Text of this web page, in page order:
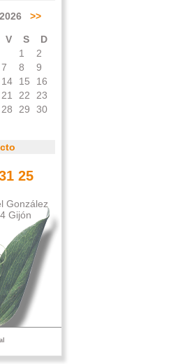
>>
V S
D
1
2
7 8
9
14 15
16
21 22
23
28 29
30
25
González
Gijón